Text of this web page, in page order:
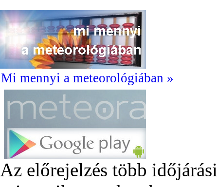
Mi mennyi a meteorológiában »
Az előrejelzés több